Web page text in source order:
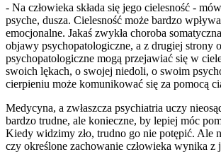
- Na człowieka składa się jego cielesność -
psyche, dusza. Cielesność może bardzo
emocjonalne. Jakaś zwykła choroba
objawy psychopatologiczne, a z drugiej strony
psychopatologiczne mogą przejawiać się w
swoich lękach, o swojej niedoli, o swoim
cierpieniu może komunikować się za pomocą
Medycyna, a zwłaszcza psychiatria uczy
bardzo trudne, ale konieczne, by lepiej móc
Kiedy widzimy zło, trudno go nie potępić. Ale
czy określone zachowanie człowieka wynika z